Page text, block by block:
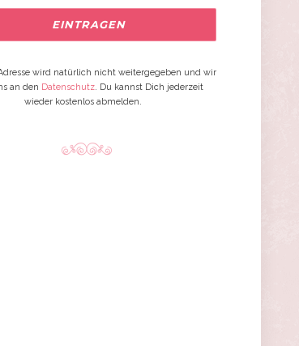
wird natürlich nicht weitergegeben und wir
an den Datenschutz. Du kannst Dich jederzeit
wieder kostenlos abmelden.